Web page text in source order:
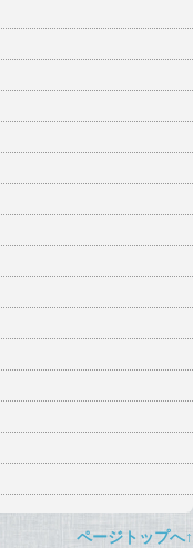
ページトップへ↑